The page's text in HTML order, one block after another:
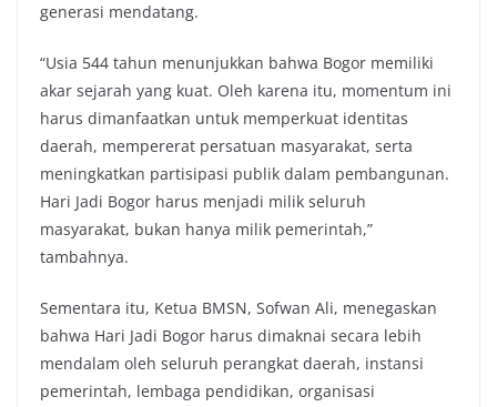
generasi mendatang.
“Usia 544 tahun menunjukkan bahwa Bogor memiliki
akar sejarah yang kuat. Oleh karena itu, momentum ini
harus dimanfaatkan untuk memperkuat identitas
daerah, mempererat persatuan masyarakat, serta
meningkatkan partisipasi publik dalam pembangunan.
Hari Jadi Bogor harus menjadi milik seluruh
masyarakat, bukan hanya milik pemerintah,”
tambahnya.
Sementara itu, Ketua BMSN, Sofwan Ali, menegaskan
bahwa Hari Jadi Bogor harus dimaknai secara lebih
mendalam oleh seluruh perangkat daerah, instansi
pemerintah, lembaga pendidikan, organisasi